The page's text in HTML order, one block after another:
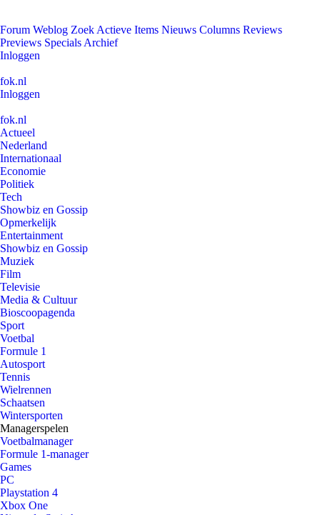
Forum Weblog Zoek Actieve Items Nieuws Columns Reviews
Previews Specials Archief
Inloggen
fok.nl
Inloggen
fok.nl
Actueel
Nederland
Internationaal
Economie
Politiek
Tech
Showbiz en Gossip
Opmerkelijk
Entertainment
Showbiz en Gossip
Muziek
Film
Televisie
Media & Cultuur
Bioscoopagenda
Sport
Voetbal
Formule 1
Autosport
Tennis
Wielrennen
Schaatsen
Wintersporten
Managerspelen
Voetbalmanager
Formule 1-manager
Games
PC
Playstation 4
Xbox One